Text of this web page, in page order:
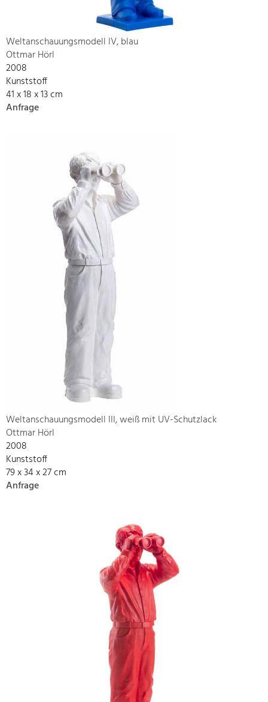
Weltanschauungsmodell IV, blau
Ottmar Hörl
2008
Kunststoff
41 x 18 x 13 cm
Anfrage
Weltanschauungsmodell III, weiß mit UV-Schutzlack
Ottmar Hörl
2008
Kunststoff
79 x 34 x 27 cm
Anfrage